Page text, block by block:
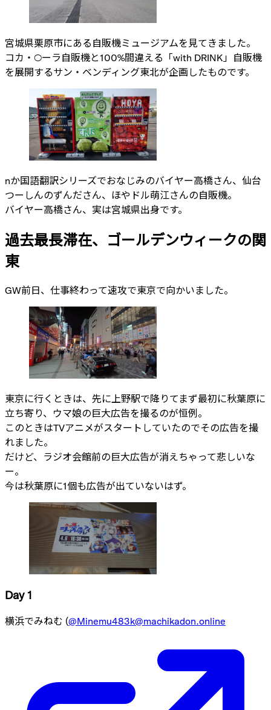
宮城県栗原市にある自販機ミュージアムを見てきました。
コカ・○ーラ自販機と100%間違える「with DRINK」自販機
を展開するサン・ベンディング東北が企画したものです。
nか国語翻訳シリーズでおなじみのバイヤー高橋さん、仙台
つーしんのずんださん、ほやドル萌江さんの自販機。
バイヤー高橋さん、実は宮城県出身です。
過去最長滞在、ゴールデンウィークの関
東
GW前日、仕事終わって速攻で東京で向かいました。
東京に行くときは、先に上野駅で降りてまず最初に秋葉原に
立ち寄り、ウマ娘の巨大広告を撮るのが恒例。
このときはTVアニメがスタートしていたのでその広告を撮
れました。
だけど、ラジオ会館前の巨大広告が消えちゃって悲しいな
ー。
今は秋葉原に1個も広告が出ていないはず。
Day 1
横浜でみねむ (@Minemu483k@machikadon.online